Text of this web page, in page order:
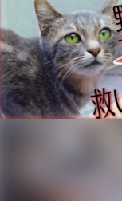
アート
テクノ
映像・